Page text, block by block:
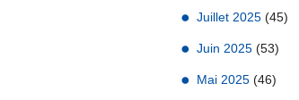
Juillet 2025 (45)
Juin 2025 (53)
Mai 2025 (46)